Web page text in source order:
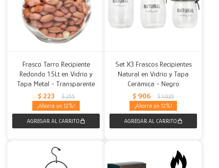
Frasco Tarro Recipiente
Redondo 1.5Lt en Vidrio y
Tapa Metal - Transparente
$ 223 $ 255
12
Set X3 Frascos Recipientes
Natural en Vidrio y Tapa
Cerámica - Negro
$ 906 $ 1.035
12